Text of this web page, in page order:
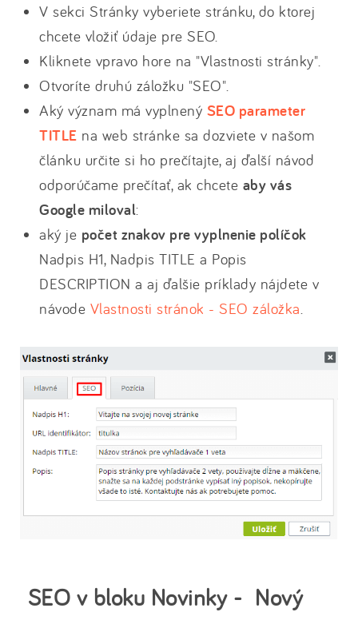
V sekci Stránky vyberiete stránku, do ktorej
chcete vložiť údaje pre SEO.
Kliknete vpravo hore na "Vlastnosti stránky".
Otvoríte druhú záložku "SEO".
Aký význam má vyplnený SEO parameter
TITLE na web stránke sa dozviete v našom
článku určite si ho prečítajte, aj ďalší návod
odporúčame prečítať, ak chcete aby vás
Google miloval:
aký je počet znakov pre vyplnenie políčok
Nadpis H1, Nadpis TITLE a Popis
DESCRIPTION a aj ďalšie príklady nájdete v
návode Vlastnosti stránok - SEO záložka.
SEO v bloku Novinky - Nový